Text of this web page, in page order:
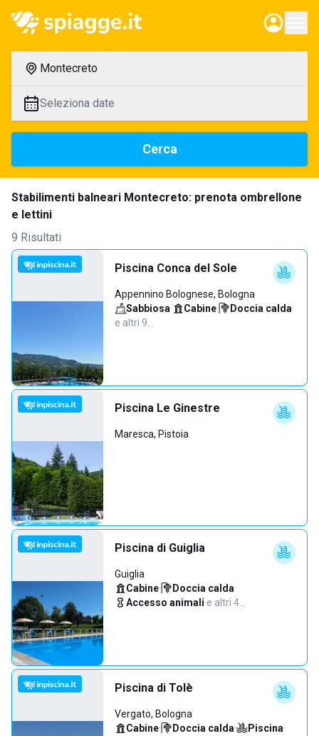
Montecreto
Seleziona date
Cerca
Stabilimenti balneari Montecreto: prenota ombrellone
e lettini
9 Risultati
Piscina Conca del Sole
Appennino Bolognese, Bologna
Sabbiosa· Cabine· Doccia calda·
e altri 9…
Piscina Le Ginestre
Maresca, Pistoia
Piscina di Guiglia
Guiglia
Cabine· Doccia calda·
Accesso animali·e altri 4…
Piscina di Tolè
Vergato, Bologna
Cabine· Doccia calda· Piscina·